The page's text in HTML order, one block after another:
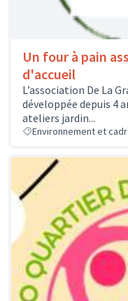
Un four à pain
d'accueil
L’association De La
développée depuis 4
ateliers jardin...
Environnement et